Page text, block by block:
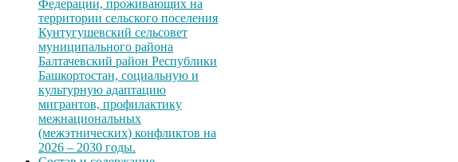
Федерации, проживающих на
территории сельского поселения
Кунтугушевский сельсовет
муниципального района
Балтачевский район Республики
Башкортостан, социальную и
культурную адаптацию
мигрантов, профилактику
межнациональных
(межэтнических) конфликтов на
2026 – 2030 годы.